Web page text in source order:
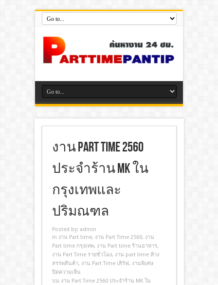
งาน Part Time 2560
ประจำร้าน MK ใน
กรุงเทพและ
ปริมณฑล
Posted by: admin
in งาน Part time, งาน Part Time 2560, งาน
Part time กรุงเทพ, งาน Part time ร้านอาหาร,
งาน Part Time รายชั่วโมง, งาน part time ห้าง
สรรพสินค้า, งาน Part Time เสิร์ฟ, งานพิเศษ
ปิดความเห็น
บน งาน Part Time 2560 ประจำร้าน MK ใน